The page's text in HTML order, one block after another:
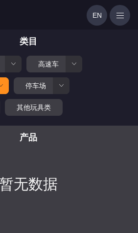
EN
类目
高速车
停车场
其他玩具类
产品
无数据